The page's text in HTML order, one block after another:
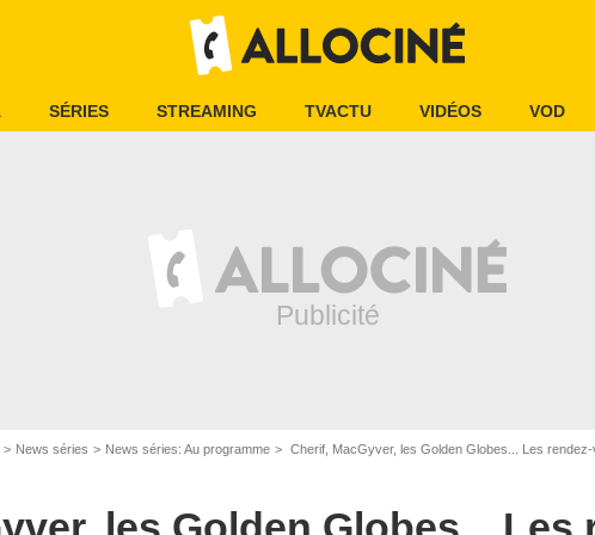
SÉRIES STREAMING TVACTU VIDÉOS VOD
News séries News séries: Au programme Cherif, MacGyver, les Golden Globes... Les